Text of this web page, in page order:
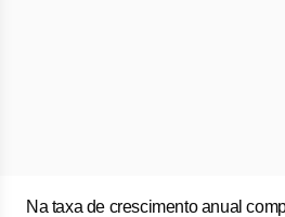
Na taxa de crescimento anual